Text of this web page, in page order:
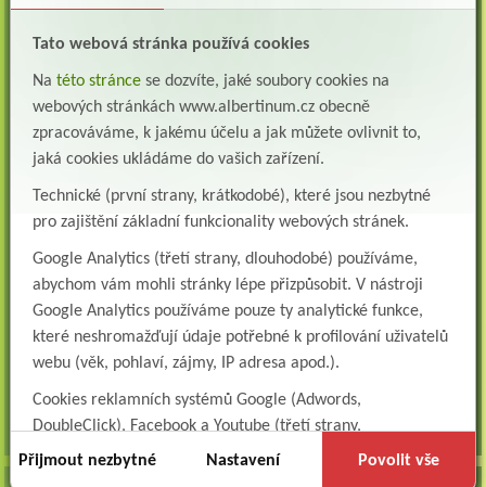
Lékař oddělení pneumologie a ftizeologie (plicní oddělení)
oddělení pneumologie a ftizeologie (pl...
Všeobecná/praktická sestra na LDN
Přidejte se k nám Do našeho týmu přijmeme všeobecnou nebo praktickou sestru na
lůžkové oddělení následné a dlouhodobé pé...
Všeobecná sestra na plicní oddělení
Albertinum, odborný léčebný ústav, přijme do pracovního poměru: VŠEOBECNÁ
Logoped/klinický logoped
Albertinum, OLÚ, Žamberk přijme
KLINICKÉHO LOGOPEDA Nab...
Ergoterapeut/ka
Albertinum, odborný léčebný ústav, přijme do pracovního
poměru: ERGOTERAPEUTA, EGOTERAPEUTKU Požadujeme:odbornou způsobi...
Tato webová stránka používá cookies
Na této stránce se dozvíte, jaké soubory cookies na
webových stránkách www.albertinum.cz obecně
zpracováváme, k jakému účelu a jak můžete ovlivnit to,
jaká cookies ukládáme do vašich zařízení.
Technické (první strany, krátkodobé), které jsou nezbytné
pro zajištění základní funkcionality webových stránek.
Google Analytics (třetí strany, dlouhodobé) používáme,
abychom vám mohli stránky lépe přizpůsobit. V nástroji
Google Analytics používáme pouze ty analytické funkce,
které neshromažďují údaje potřebné k profilování uživatelů
webu (věk, pohlaví, zájmy, IP adresa apod.).
Cookies reklamních systémů Google (Adwords,
DoubleClick), Facebook a Youtube (třetí strany,
dlouhodobé). Tyto
cookiesslouží k marketingovému
Přijmout nezbytné Nastavení Povolit vše